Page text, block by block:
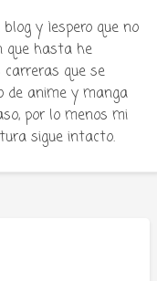
y ¡espero que no
que hasta he
que se
de anime y manga
por lo menos mi
sigue intacto.